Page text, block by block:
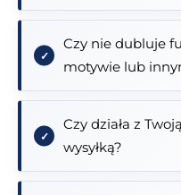
Czy nie dubluje
motywie lub
Czy działa z
wysyłką?